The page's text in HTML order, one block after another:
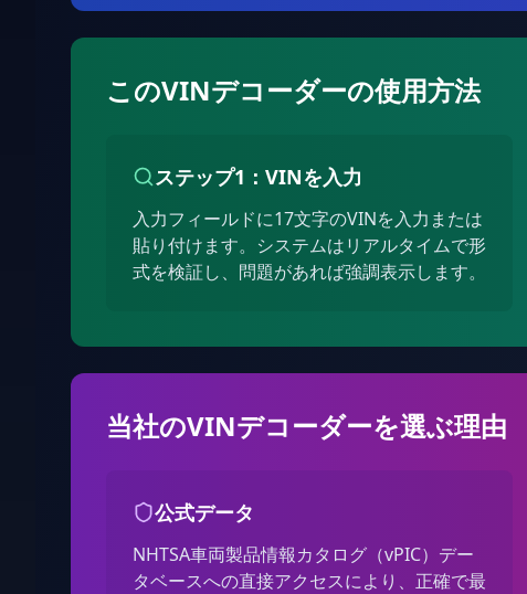
このVINデコーダーの使用方法
ステップ1：VINを入力
入力フィールドに17文字のVINを入力または
貼り付けます。システムはリアルタイムで形
式を検証し、問題があれば強調表示します。
当社のVINデコーダーを選ぶ理由
公式データ
NHTSA車両製品情報カタログ（vPIC）デー
タベースへの直接アクセスにより、正確で最